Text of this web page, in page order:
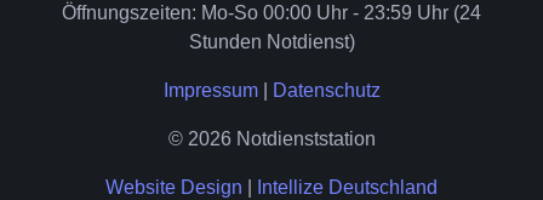
Öffnungszeiten: Mo-So 00:00 Uhr - 23:59 Uhr (24
Stunden Notdienst)
Impressum| Datenschutz
© 2026 Notdienststation
Website Design Intellize Deutschland